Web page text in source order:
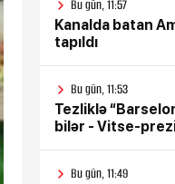
Bu gün, 11:57
Kanalda batan
tapıldı
Bu gün, 11:53
Tezliklə
bilər - Vitse-
Bu gün, 11:49